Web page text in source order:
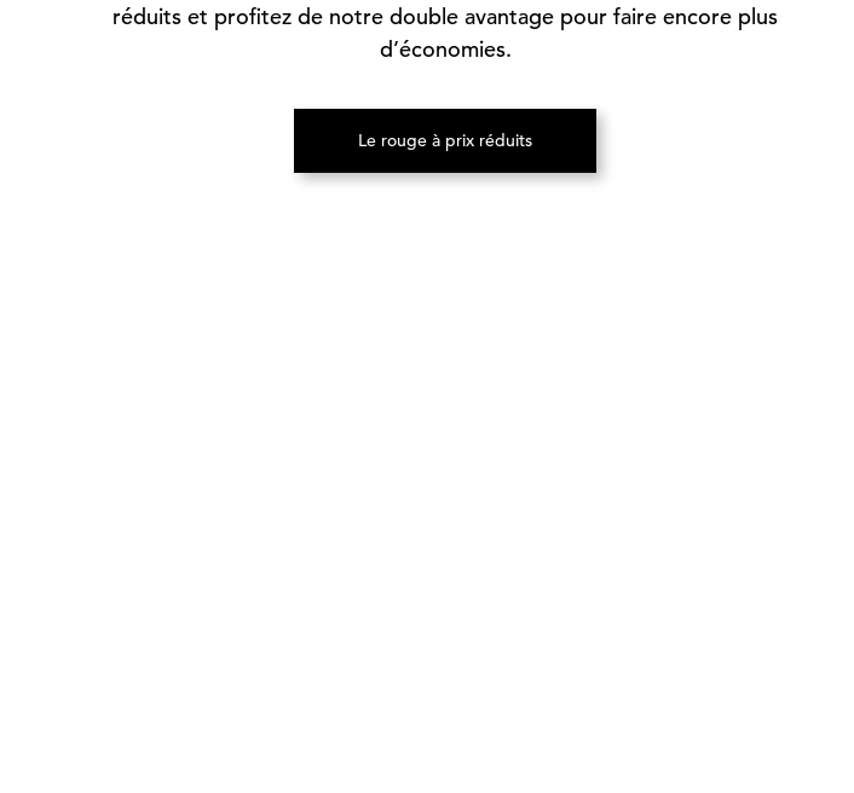
réduits et profitez de notre double avantage pour faire encore plus
d’économies.
Le rouge à prix réduits(S’ouvre dans un nouvel onglet)